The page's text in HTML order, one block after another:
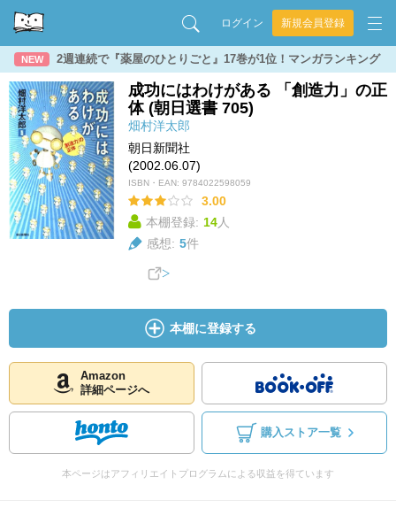
ログイン 新規会員登録
NEW 2週連続で『薬屋のひとりごと』17巻が1位！マンガランキング
成功にはわけがある 「創造力」の正
体 (朝日選書 705)
畑村洋太郎
朝日新聞社
(2002.06.07)
ISBN・EAN: 9784022598059
3.00
本棚登録: 14人
感想: 5件
本棚に登録する
Amazon
詳細ページへ
購入ストア一覧
本ページはアフィリエイトプログラムによる収益を得ています